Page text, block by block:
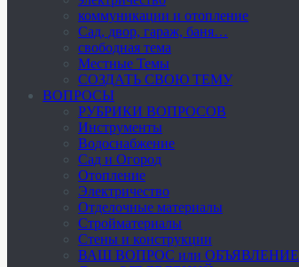
коммуникации и отопление
Cад, двор, гараж, баня…
свободная тема
Местные Темы
СОЗДАТЬ СВОЮ ТЕМУ
ВОПРОСЫ
РУБРИКИ ВОПРОСОВ
Инструменты
Водоснабжение
Сад и Огород
Отопление
Электричество
Отделочные материалы
Стройматериалы
Стены и конструкции
ВАШ ВОПРОС или ОБЪЯВЛЕНИЕ